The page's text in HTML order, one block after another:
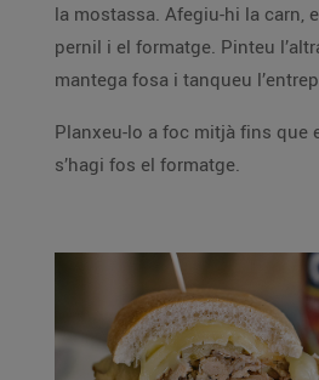
la mostassa. Afegiu-hi la carn, els cogombrets, el
pernil i el formatge. Pinteu l’altra banda amb la
mantega fosa i tanqueu
Planxeu-lo a foc mitjà fins que
s’hagi fos el formatge.